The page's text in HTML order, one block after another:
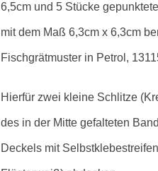
6,5cm und 5 Stücke
mit dem Maß 6,3cm x 6,3cm
Fischgrätmuster in Petrol,
Hierfür zwei kleine Schlitze
des in der Mitte gefalteten
Deckels mit